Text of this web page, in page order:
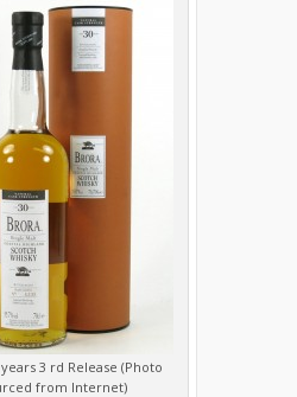
3 rd Release (Photo
from Internet)